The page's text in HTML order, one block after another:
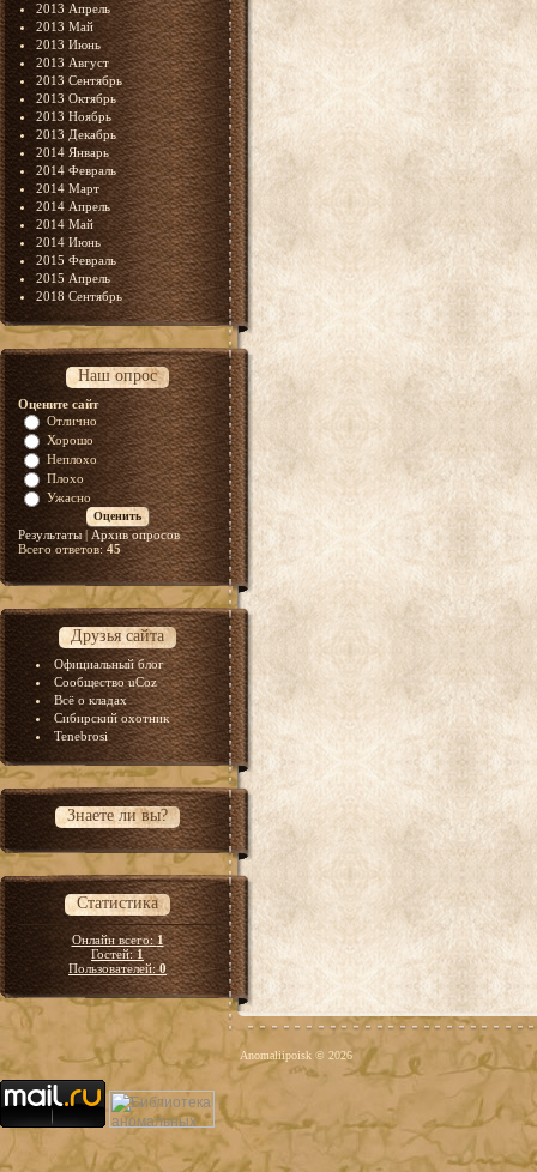
2013 Апрель
2013 Май
2013 Июнь
2013 Август
2013 Сентябрь
2013 Октябрь
2013 Ноябрь
2013 Декабрь
2014 Январь
2014 Февраль
2014 Март
2014 Апрель
2014 Май
2014 Июнь
2015 Февраль
2015 Апрель
2018 Сентябрь
Наш опрос
Оцените сайт
Отлично
Хорошо
Неплохо
Плохо
Ужасно
Результаты| Архив опросов
Всего ответов:45
Друзья сайта
Официальный блог
Сообщество uCoz
Всё о кладах
Сибирский охотник
Tenebrosi
Знаете ли вы?
Статистика
Онлайн всего:1
Гостей:1
Пользователей:0
Anomaliipoisk © 2026